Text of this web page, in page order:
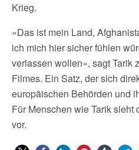
Krieg.
»Das ist mein Land,
ich mich hier sicher fühlen
verlassen wollen«, sagt Tarik
Filmes. Ein Satz, der sich
europäischen Behörden und
Für Menschen wie Tarik
vor.